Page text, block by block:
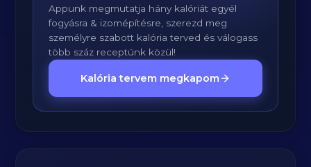
Appunk megmutatja hány kalóriát egyél
fogyásra & izomépítésre, szerezd meg
személyre szabott kalória terved és válogass
több száz receptünk közül!
Kalória tervem megkapom